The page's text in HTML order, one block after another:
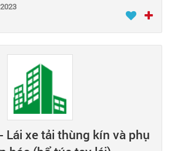
Lái xe tải thùng kín và phụ